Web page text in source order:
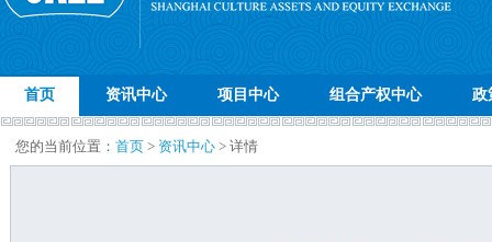
首页 资讯中心 项目中心 组合产权中心 政
您的当前位置： 首页 > 资讯中心 > 详情